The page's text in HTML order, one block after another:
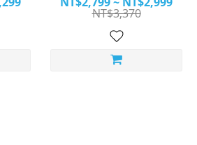
minimag
NT$3,370